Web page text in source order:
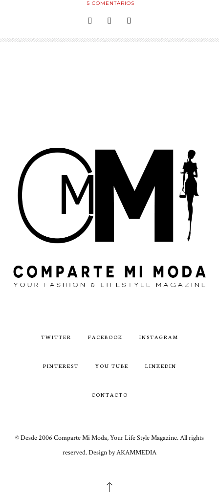
5 COMENTARIOS
TWITTER FACEBOOK INSTAGRAM
PINTEREST YOU TUBE LINKEDIN
CONTACTO
© Desde 2006 Comparte Mi Moda, Your Life Style Magazine. All rights
reserved. Design by AKAMMEDIA